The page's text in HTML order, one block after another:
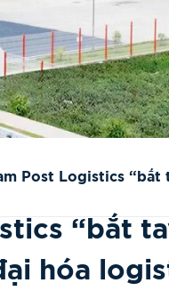
Post Logistics “bắt
“bắt
hóa